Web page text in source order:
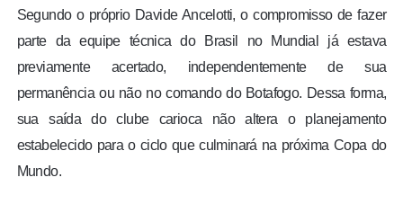
Segundo o próprio Davide Ancelotti, o compromisso de fazer
parte da equipe técnica do Brasil no Mundial já estava
previamente acertado, independentemente de sua
permanência ou não no comando do Botafogo. Dessa forma,
sua saída do clube carioca não altera o planejamento
estabelecido para o ciclo que culminará na próxima Copa do
Mundo.